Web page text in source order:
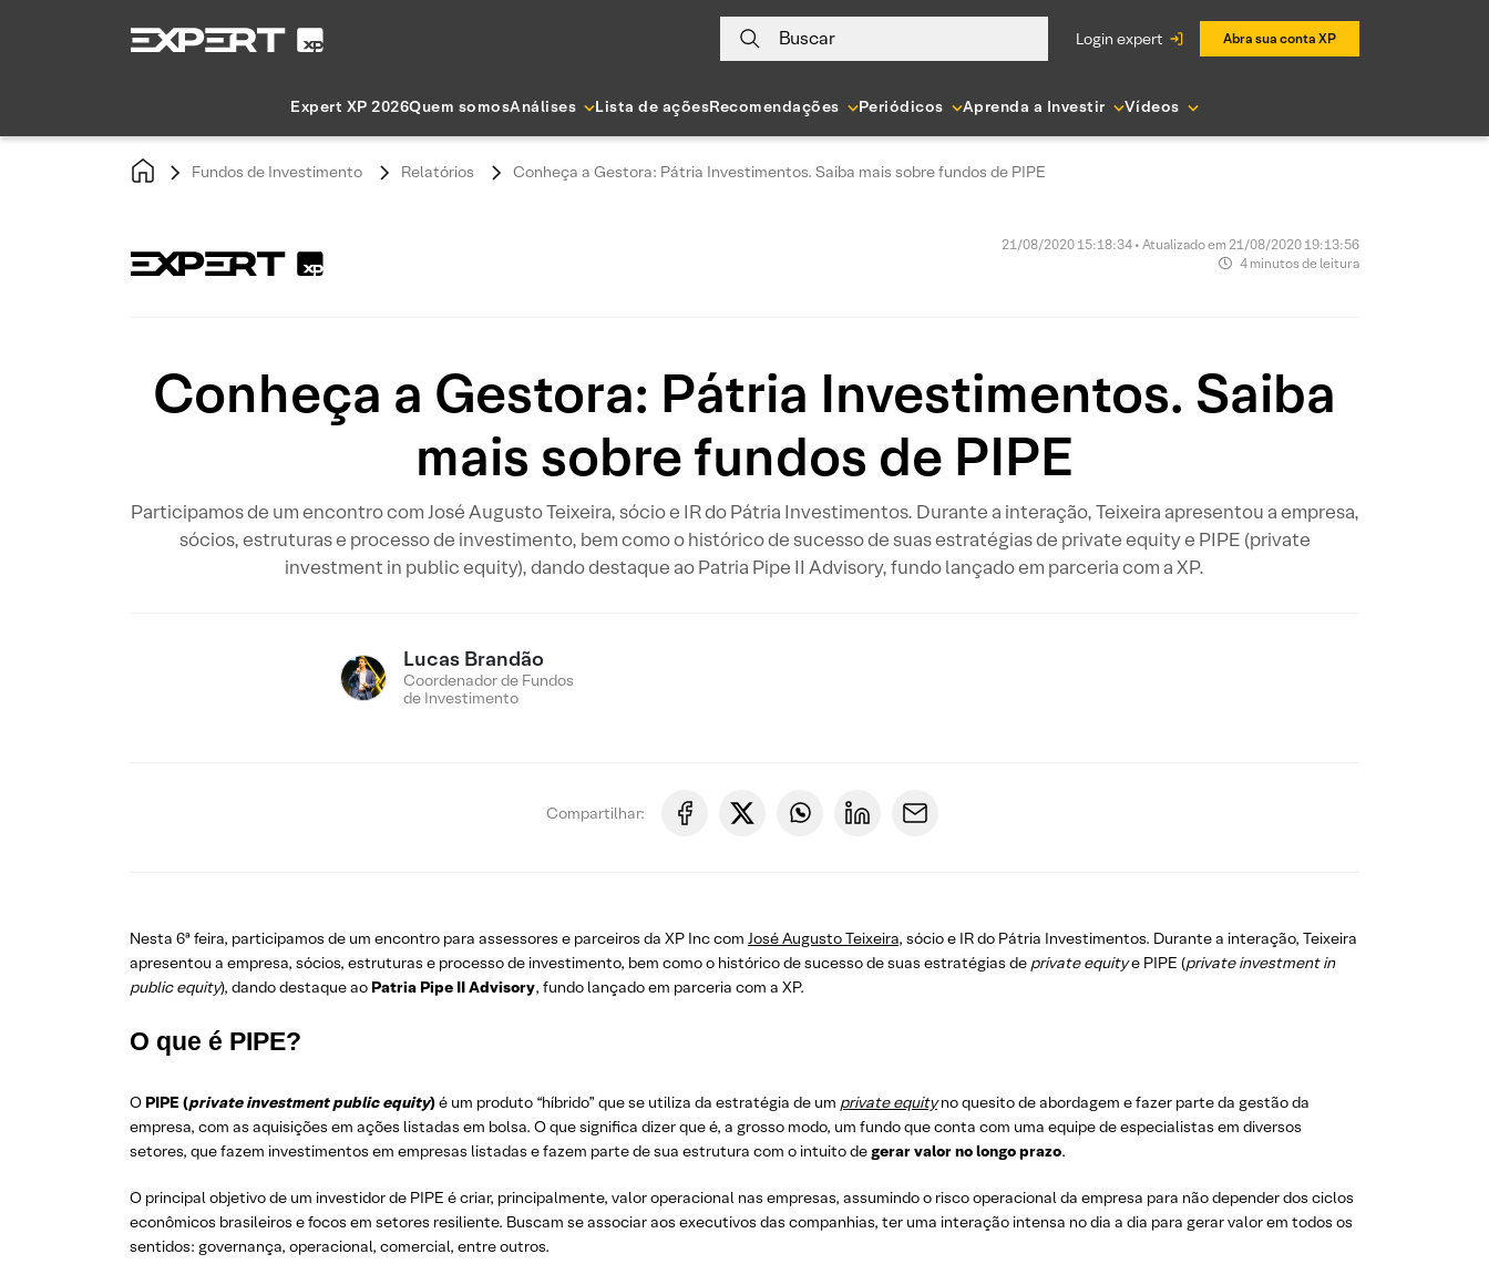
Buscar login expert Abra sua conta XP
Expert XP 2026Quem somosAnálises Lista de açõesRecomendações Periódicos Aprenda a Investir Vídeos
Fundos de Investimento Relatórios Conheça a Gestora: Pátria Investimentos. Saiba mais sobre fundos de PIPE
21/08/2020 15:18:34 • Atualizado em 21/08/2020 19:13:56
4 minutos de leitura
Conheça a Gestora: Pátria Investimentos. Saiba
mais sobre fundos de PIPE
Participamos de um encontro com José Augusto Teixeira, sócio e IR do Pátria Investimentos. Durante a interação, Teixeira apresentou a empresa,
sócios, estruturas e processo de investimento, bem como o histórico de sucesso de suas estratégias de private equity e PIPE (private
investment in public equity), dando destaque ao Patria Pipe II Advisory, fundo lançado em parceria com a XP.
Lucas Brandão
Coordenador de Fundos
de Investimento
Compartilhar:
Nesta 6ª feira, participamos de um encontro para assessores e parceiros da XP Inc com José Augusto Teixeira, sócio e IR do Pátria Investimentos. Durante a interação, Teixeira
apresentou a empresa, sócios, estruturas e processo de investimento, bem como o histórico de sucesso de suas estratégias de private equitye PIPE (private investment in
public equity), dando destaque ao Patria Pipe II Advisory, fundo lançado em parceria com a XP.
O que é PIPE?
O PIPE (private investment public equity)é um produto “híbrido” que se utiliza da estratégia de um private equityno quesito de abordagem e fazer parte da gestão da
empresa, com as aquisições em ações listadas em bolsa. O que significa dizer que é, a grosso modo, um fundo que conta com uma equipe de especialistas em diversos
setores, que fazem investimentos em empresas listadas e fazem parte de sua estrutura com o intuito de gerar valor no longo prazo.
O principal objetivo de um investidor de PIPE é criar, principalmente, valor operacional nas empresas, assumindo o risco operacional da empresa para não depender dos ciclos
econômicos brasileiros e focos em setores resiliente. Buscam se associar aos executivos das companhias, ter uma interação intensa no dia a dia para gerar valor em todos os
sentidos: governança, operacional, comercial, entre outros.